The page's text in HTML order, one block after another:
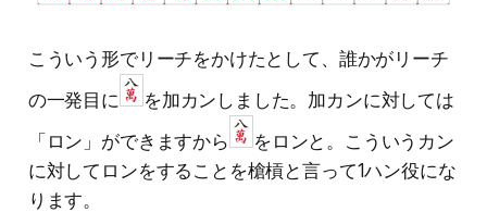
こういう形でリーチをかけたとして、誰かがリーチ
の一発目に
を加カンしました。加カンに対しては
「ロン」ができますから
をロンと。こういうカン
に対してロンをすることを槍槓と言って1ハン役にな
ります。